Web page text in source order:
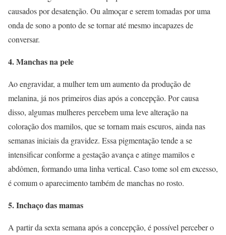
causados por desatenção. Ou almoçar e serem tomadas por uma
onda de sono a ponto de se tornar até mesmo incapazes de
conversar.
4. Manchas na pele
Ao engravidar, a mulher tem um aumento da produção de
melanina, já nos primeiros dias após a concepção. Por causa
disso, algumas mulheres percebem uma leve alteração na
coloração dos mamilos, que se tornam mais escuros, ainda nas
semanas iniciais da gravidez. Essa pigmentação tende a se
intensificar conforme a gestação avança e atinge mamilos e
abdômen, formando uma linha vertical. Caso tome sol em excesso,
é comum o aparecimento também de manchas no rosto.
5. Inchaço das mamas
A partir da sexta semana após a concepção, é possível perceber o